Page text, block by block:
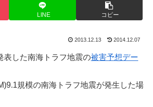
LINE コピー
2013.12.13 2014.12.07
表した南海トラフ地震の被害予想デー
規模の南海トラフ地震が発生した場